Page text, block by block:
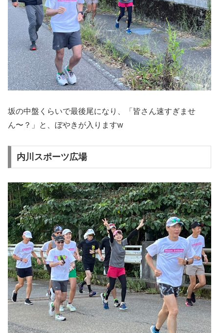
坂の中盤くらいで最後尾になり、「皆さん速すぎませ
ん〜？」と、ぼやきが入りますw
内川スポーツ広場